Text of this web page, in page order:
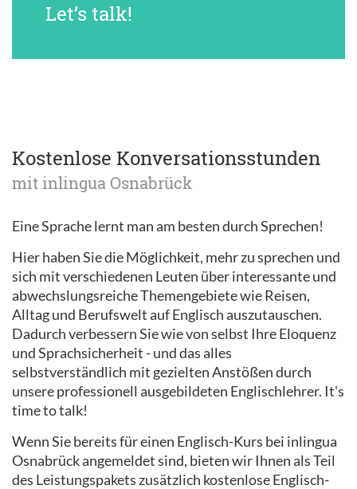
Let’s talk!
Kostenlose Konversationsstunden
mit inlingua Osnabrück
Eine Sprache lernt man am besten durch Sprechen!
Hier haben Sie die Möglichkeit, mehr zu sprechen und
sich mit verschiedenen Leuten über interessante und
abwechslungsreiche Themengebiete wie Reisen,
Alltag und Berufswelt auf Englisch auszutauschen.
Dadurch verbessern Sie wie von selbst Ihre Eloquenz
und Sprachsicherheit - und das alles
selbstverständlich mit gezielten Anstößen durch
unsere professionell ausgebildeten Englischlehrer. It's
time to talk!
Wenn Sie bereits für einen Englisch-Kurs bei inlingua
Osnabrück angemeldet sind, bieten wir Ihnen als Teil
des Leistungspakets zusätzlich kostenlose Englisch-